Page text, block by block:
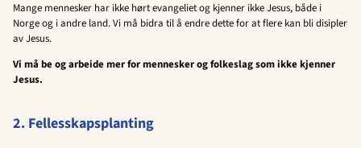
Mange mennesker har ikke hørt evangeliet og kjenner ikke Jesus, både i
Norge og i andre land. Vi må bidra til å endre dette for at flere kan bli disipler
av Jesus.
Vi må be og arbeide mer for mennesker og folkeslag som ikke kjenner
Jesus.
2. Fellesskapsplanting